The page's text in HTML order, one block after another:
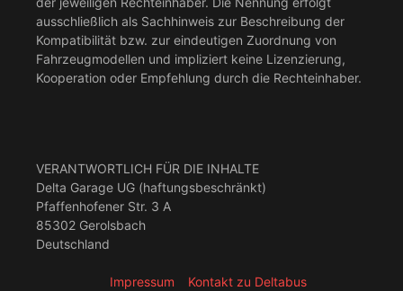
ausschließlich als Sachhinweis zur Beschreibung der
Kompatibilität bzw. zur eindeutigen Zuordnung von
Fahrzeugmodellen und impliziert keine Lizenzierung,
Kooperation oder Empfehlung durch die Rechteinhaber.
VERANTWORTLICH FÜR DIE INHALTE
Delta Garage UG (haftungsbeschränkt)
Pfaffenhofener Str. 3 A
85302 Gerolsbach
Deutschland
Impressum
Kontakt zu Deltabus